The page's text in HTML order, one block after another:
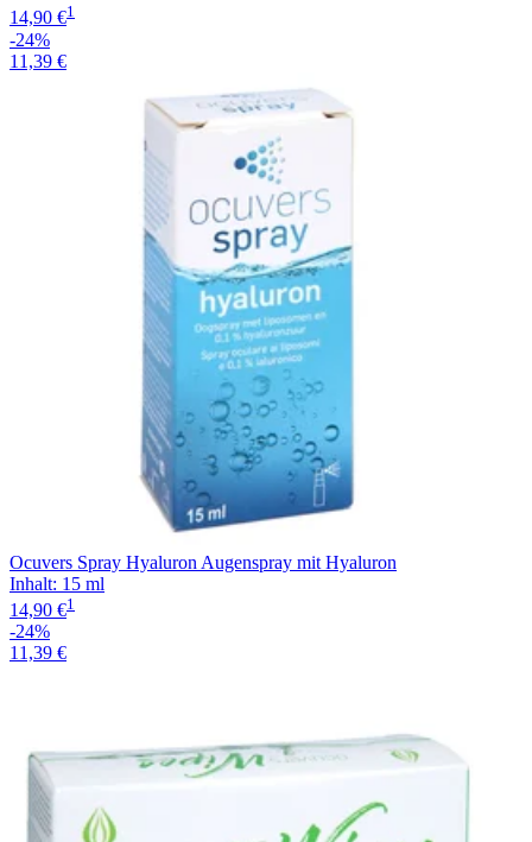
14,90 €1
-24%
11,39 €
Ocuvers Spray Hyaluron Augenspray mit Hyaluron
Inhalt: 15 ml
14,90 €1
-24%
11,39 €